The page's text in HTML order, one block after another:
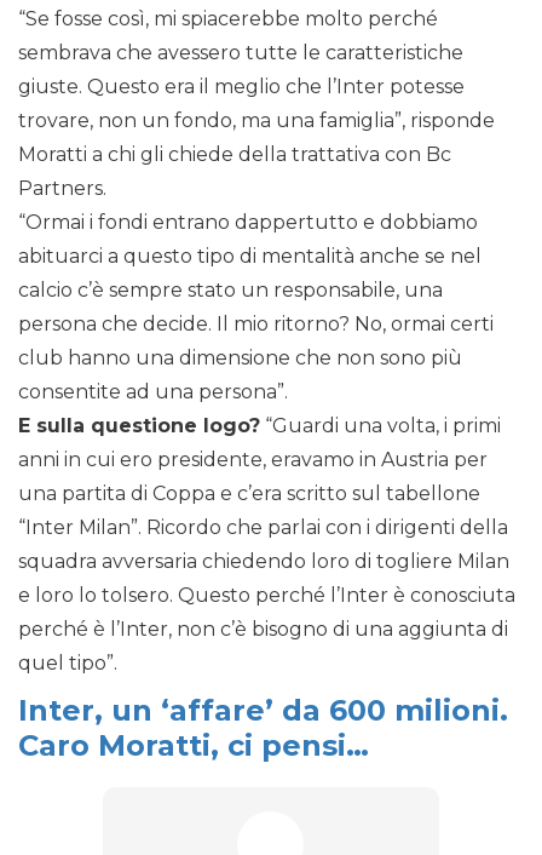
“Se fosse così, mi spiacerebbe molto perché
sembrava che avessero tutte le caratteristiche
giuste. Questo era il meglio che l’Inter potesse
trovare, non un fondo, ma una famiglia”, risponde
Moratti a chi gli chiede della trattativa con Bc
Partners.
“Ormai i fondi entrano dappertutto e dobbiamo
abituarci a questo tipo di mentalità anche se nel
calcio c’è sempre stato un responsabile, una
persona che decide. Il mio ritorno? No, ormai certi
club hanno una dimensione che non sono più
consentite ad una persona”.
E sulla questione logo? “Guardi una volta, i primi
anni in cui ero presidente, eravamo in Austria per
una partita di Coppa e c’era scritto sul tabellone
“Inter Milan”. Ricordo che parlai con i dirigenti della
squadra avversaria chiedendo loro di togliere Milan
e loro lo tolsero. Questo perché l’Inter è conosciuta
perché è l’Inter, non c’è bisogno di una aggiunta di
quel tipo”.
Inter, un ‘affare’ da 600 milioni.
Caro Moratti, ci pensi…